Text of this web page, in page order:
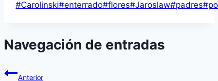
#Carolinski#enterrado#flores#Jaroslaw#padres#
Navegación de entradas
Anterior